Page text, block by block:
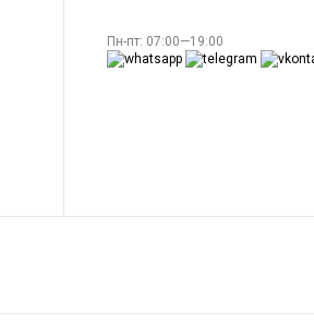
Пн-пт: 07:00—19:00